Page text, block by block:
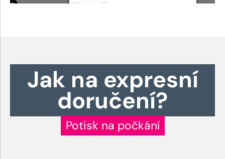
Jak na expresní
doručení?
Potisk na počkání